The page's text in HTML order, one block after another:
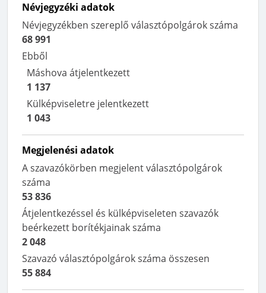
Névjegyzéki adatok
Névjegyzékben szereplő választópolgárok száma
68 991
Ebből
Máshova átjelentkezett
1 137
Külképviseletre jelentkezett
1 043
Megjelenési adatok
A szavazókörben megjelent választópolgárok
száma
53 836
Átjelentkezéssel és külképviseleten szavazók
beérkezett borítékjainak száma
2 048
Szavazó választópolgárok száma összesen
55 884